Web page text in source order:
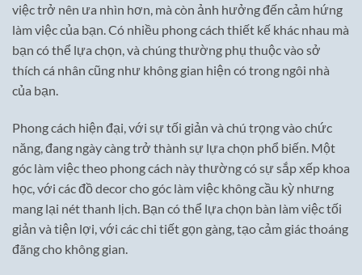
việc trở nên ưa nhìn hơn, mà còn ảnh hưởng đến cảm hứng
làm việc của bạn. Có nhiều phong cách thiết kế khác nhau mà
bạn có thể lựa chọn, và chúng thường phụ thuộc vào sở
thích cá nhân cũng như không gian hiện có trong ngôi nhà
của bạn.
Phong cách hiện đại, với sự tối giản và chú trọng vào chức
năng, đang ngày càng trở thành sự lựa chọn phổ biến. Một
góc làm việc theo phong cách này thường có sự sắp xếp khoa
học, với các đồ decor cho góc làm việc không cầu kỳ nhưng
mang lại nét thanh lịch. Bạn có thể lựa chọn bàn làm việc tối
giản và tiện lợi, với các chi tiết gọn gàng, tạo cảm giác thoáng
đãng cho không gian.